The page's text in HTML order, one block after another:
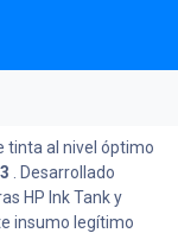
tinta al nivel óptimo
. Desarrollado
HP Ink Tank y
insumo legítimo